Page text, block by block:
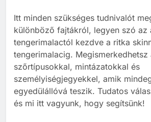
tartása
BLOG ELHELYEZÉSÜK
2
Barackot ehet
TÁPLÁLÁS
Itt minden szükséges tudnivalót
különböző fajtákról, legyen szó az
tengerimalactól kezdve a ritka
tengerimalacig. Megismerkedhetsz
szőrtípusokkal, mintázatokkal és
személyiségjegyekkel, amik
egyedülállóvá teszik. Tudatos
és mi itt vagyunk, hogy segítsünk!